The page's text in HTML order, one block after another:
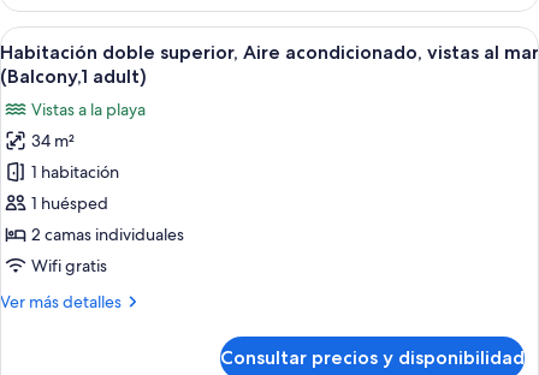
mar
(Balcony,
3
adults)
Premium,
habitación,
Aire
acondicionado,
vistas
al
mar
(Balcony,
3
Abrir
todas
las
fotos
de
Habitación
doble
superior,
Aire
vistas
Habitación de hotel moderna con
11
Habitación doble superior, Aire acondicionado, vistas al mar
(Balcony,1 adult)
Vistas a la playa
34 m²
1 habitación
1 huésped
2 camas individuales
Wifi gratis
Ver más detalles
Más
Consultar precios y disponibilidad